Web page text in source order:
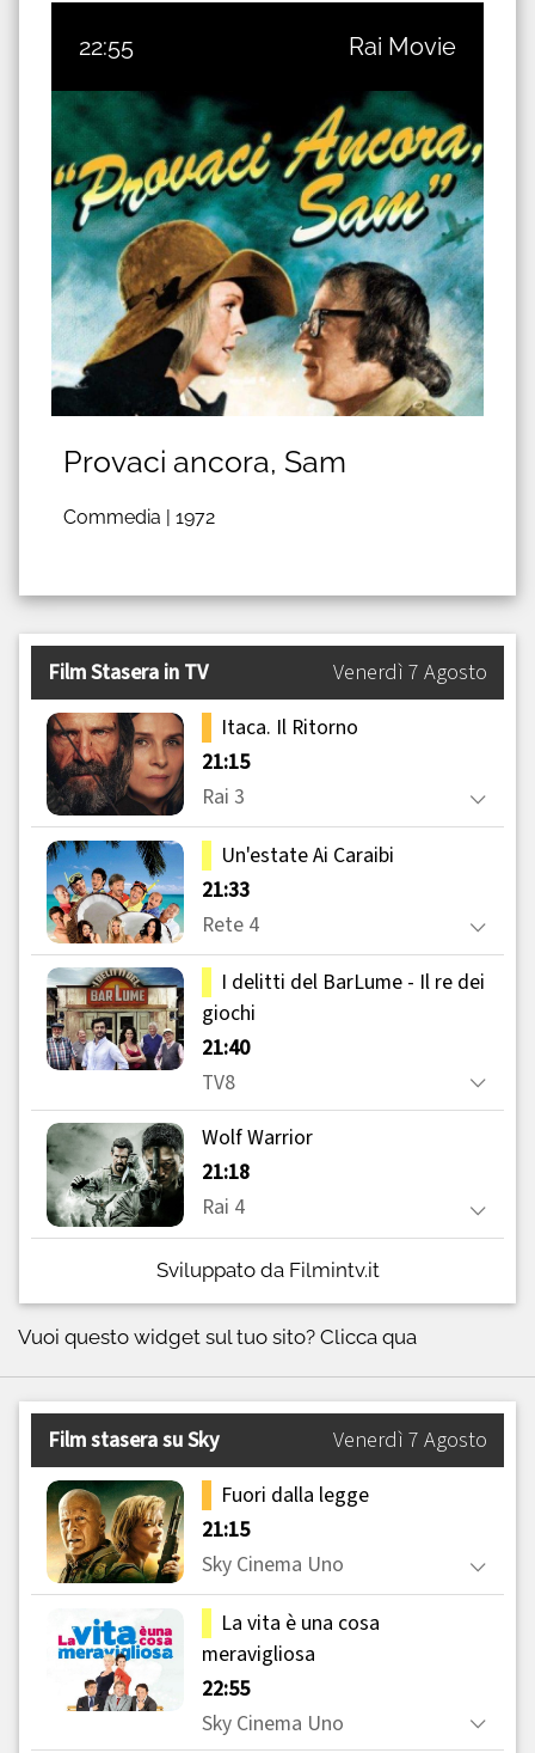
22:55 Rai Movie
Provaci ancora, Sam
Commedia | 1972
Sviluppato da Filmintv.it
Vuoi questo widget sul tuo sito? Clicca qua